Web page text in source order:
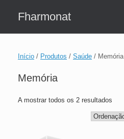
Fharmonat
Início / Produtos / Saúde / Memória
Memória
A mostrar todos os 2 resultados